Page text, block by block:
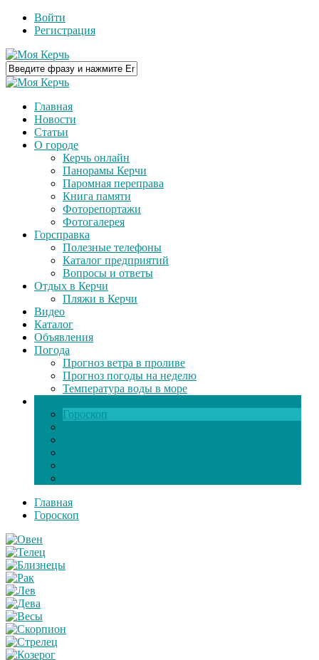
Войти
Регистрация
Главная
Новости
Статьи
О городе
Керчь онлайн
Панорамы Керчи
Паромная переправа
Книга памяти
Фоторепортажи
Фотогалерея
Горсправка
Полезные телефоны
Каталог предприятий
Вопросы и ответы
Отдых в Керчи
Пляжи в Керчи
Видео
Каталог
Объявления
Погода
Прогноз ветра в проливе
Прогноз погоды на неделю
Температура воды в море
Гороскоп
Главная
Гороскоп